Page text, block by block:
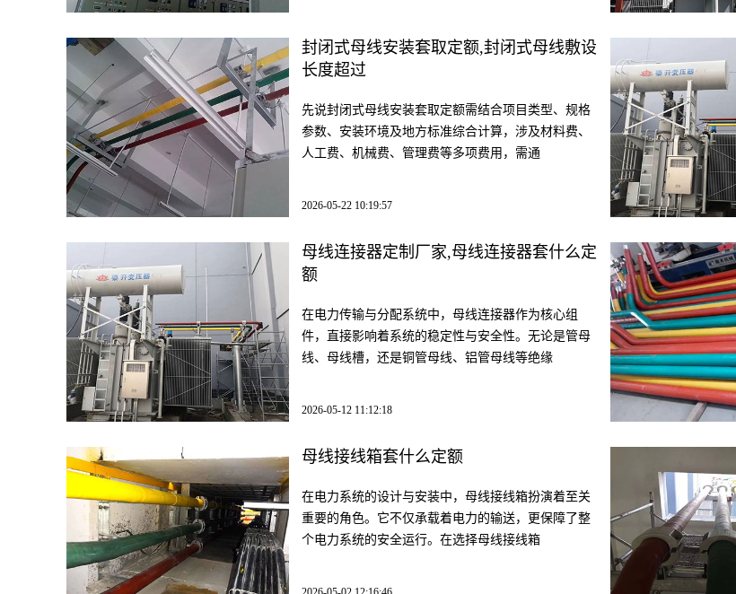
封闭式母线安装套取定额,封闭式母线敷设
长度超过
先说封闭式母线安装套取定额需结合项目类型、规格
参数、安装环境及地方标准综合计算，涉及材料费、
人工费、机械费、管理费等多项费用，需通
2026-05-22 10:19:57
母线连接器定制厂家,母线连接器套什么定
额
在电力传输与分配系统中，母线连接器作为核心组
件，直接影响着系统的稳定性与安全性。无论是管母
线、母线槽，还是铜管母线、铝管母线等绝缘
2026-05-12 11:12:18
母线接线箱套什么定额
在电力系统的设计与安装中，母线接线箱扮演着至关
重要的角色。它不仅承载着电力的输送，更保障了整
个电力系统的安全运行。在选择母线接线箱